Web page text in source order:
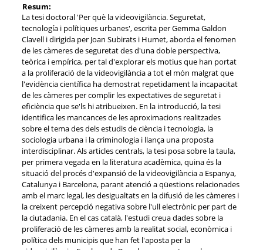
Resum:
La tesi doctoral 'Per què la videovigilància. Seguretat,
tecnología i polítiques urbanes', escrita per Gemma Galdon
Clavell i dirigida per Joan Subirats i Humet, aborda el fenomen
de les càmeres de seguretat des d'una doble perspectiva,
teòrica i empírica, per tal d'explorar els motius que han portat
a la proliferació de la videovigilància a tot el món malgrat que
l'evidència científica ha demostrat repetidament la incapacitat
de les càmeres per complir les expectatives de seguretat i
eficiència que se'ls hi atribueixen. En la introducció, la tesi
identifica les mancances de les aproximacions realitzades
sobre el tema des dels estudis de ciència i tecnologia, la
sociologia urbana i la criminologia i llança una proposta
interdisciplinar. Als articles centrals, la tesi posa sobre la taula,
per primera vegada en la literatura acadèmica, quina és la
situació del procés d'expansió de la videovigilància a Espanya,
Catalunya i Barcelona, parant atenció a qüestions relacionades
amb el marc legal, les desigualtats en la difusió de les càmeres i
la creixent percepció negativa sobre l'ull electrònic per part de
la ciutadania. En el cas català, l'estudi creua dades sobre la
proliferació de les càmeres amb la realitat social, econòmica i
política dels municipis que han fet l'aposta per la